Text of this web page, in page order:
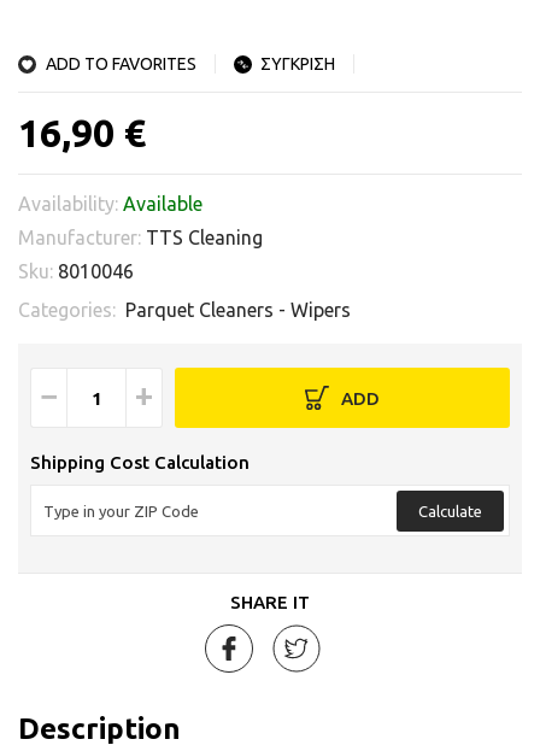
ADD TO FAVORITES ΣΥΓΚΡΙΣΗ
16,90 €
Availability: Available
Manufacturer: TTS Cleaning
Sku: 8010046
Categories: Parquet Cleaners - Wipers
− + ADD
Shipping Cost Calculation
Calculate
SHARE IT
Description